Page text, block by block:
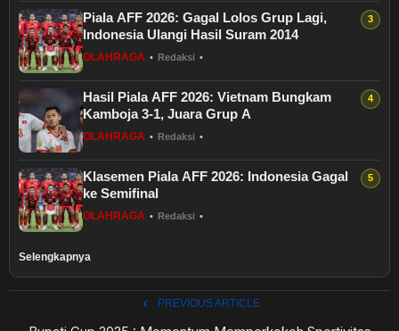
Piala AFF 2026: Gagal Lolos Grup Lagi,
Indonesia Ulangi Hasil Suram 2014
OLAHRAGA • Redaksi •
Hasil Piala AFF 2026: Vietnam Bungkam
Kamboja 3-1, Juara Grup A
OLAHRAGA • Redaksi •
Klasemen Piala AFF 2026: Indonesia Gagal
ke Semifinal
OLAHRAGA • Redaksi •
Selengkapnya
PREVIOUS ARTICLE